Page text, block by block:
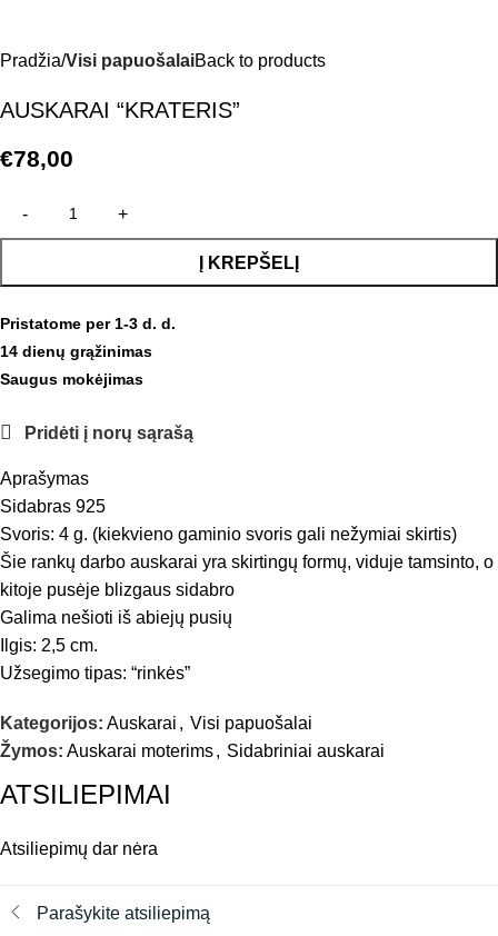
Pradžia Visi papuošalaiBack to products
AUSKARAI “KRATERIS”
€78,00
Į KREPŠELĮ
Pristatome per 1-3 d. d.
14 dienų grąžinimas
Saugus mokėjimas
Pridėti į norų sąrašą
Aprašymas
Sidabras 925
Svoris: 4 g. (kiekvieno gaminio svoris gali nežymiai skirtis)
Šie rankų darbo auskarai yra skirtingų formų, viduje tamsinto, o
kitoje pusėje blizgaus sidabro
Galima nešioti iš abiejų pusių
Ilgis: 2,5 cm.
Užsegimo tipas: “rinkės”
Kategorijos: Auskarai , Visi papuošalai
Žymos: Auskarai moterims, Sidabriniai auskarai
ATSILIEPIMAI
Atsiliepimų dar nėra
Parašykite atsiliepimą